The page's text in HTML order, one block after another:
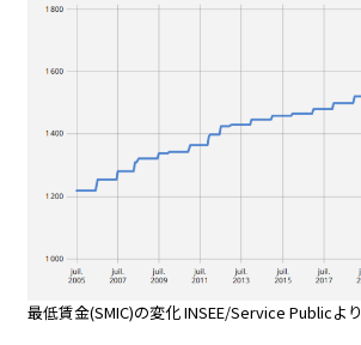
最低賃金(SMIC)の変化 INSEE/Service Publicより